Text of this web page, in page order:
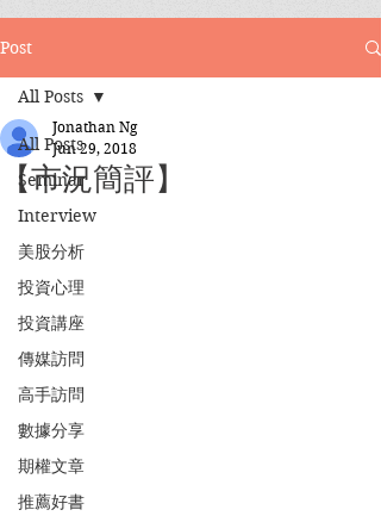
Post
All Posts
Seminar
Interview
美股分析
投資心理
投資講座
傳媒訪問
高手訪問
數據分享
期權文章
推薦好書
All Posts
【市況簡評】
Jonathan Ng
Jun 29, 2018